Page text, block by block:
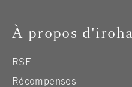
À propos d'iroha
RSE
Récompenses